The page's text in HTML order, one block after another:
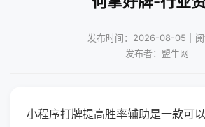
发布时间：2026-08-05｜阅
发布者：盟牛网
小程序打牌提高胜率辅助是一款可